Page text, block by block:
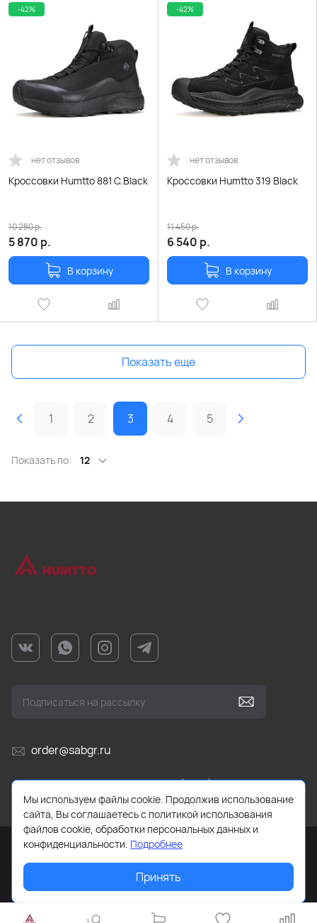
-42%
нет отзывов
Кроссовки Humtto 881 C.Black
5 870 р.
10 280р.
В корзину
-42%
нет отзывов
Кроссовки Humtto 319 Black
6 540 р.
11 450р.
В корзину
Показать еще
1 2 3 4 5
Показать по: 12
order@sabgr.ru
Ежедневно с 10:00 до 19:00 (МСК)
2026 © HUMTTO.STORE Все права защищены.
Мы используем файлы cookie. Продолжив использование
сайта, Вы соглашаетесь с политикой использования
файлов cookie, обработки персональных данных и
конфиденциальности. Подробнее
Принять